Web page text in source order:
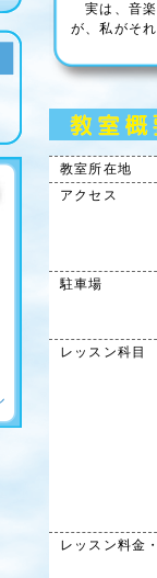
実は、音楽
が、私がそ
教室所在地
アクセス
駐車場
レッスン科目
レッスン料金